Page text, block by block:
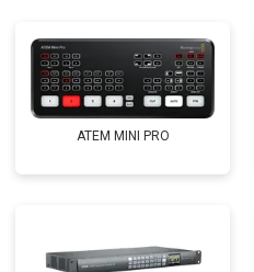
ATEM MINI PRO